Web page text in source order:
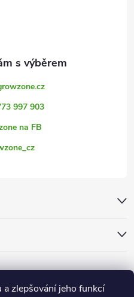
zlepšování jeho funkcí
997 903
na FB